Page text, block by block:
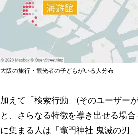
大阪の旅行・観光者の子どもがいる人分布
加えて「検索行動」(そのユーザー
と、さらなる特徴を導き出せる場
に集まる人は「竈門神社 鬼滅の刃